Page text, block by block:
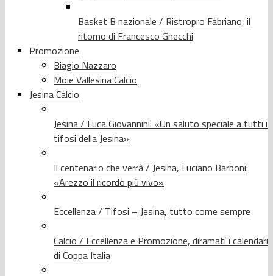
Basket B nazionale / Ristropro Fabriano, il
ritorno di Francesco Gnecchi
Promozione
Biagio Nazzaro
Moie Vallesina Calcio
Jesina Calcio
Jesina / Luca Giovannini: «Un saluto speciale a tutti i
tifosi della Jesina»
Il centenario che verrà / Jesina, Luciano Barboni:
«Arezzo il ricordo più vivo»
Eccellenza / Tifosi – Jesina, tutto come sempre
Calcio / Eccellenza e Promozione, diramati i calendari
di Coppa Italia